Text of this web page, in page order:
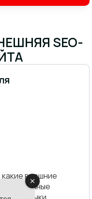
SEO-
внешние
токсичные
скачки,